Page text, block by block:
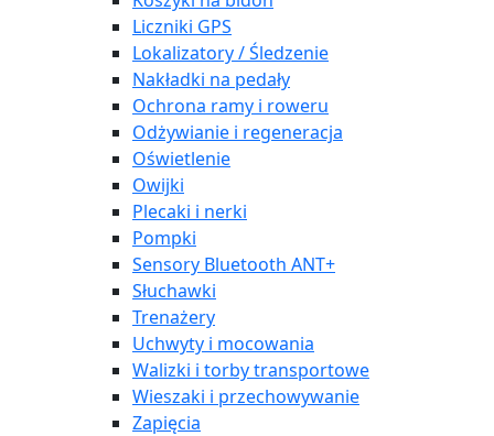
Liczniki GPS
Lokalizatory / Śledzenie
Nakładki na pedały
Ochrona ramy i roweru
Odżywianie i regeneracja
Oświetlenie
Owijki
Plecaki i nerki
Pompki
Sensory Bluetooth ANT+
Słuchawki
Trenażery
Uchwyty i mocowania
Walizki i torby transportowe
Wieszaki i przechowywanie
Zapięcia